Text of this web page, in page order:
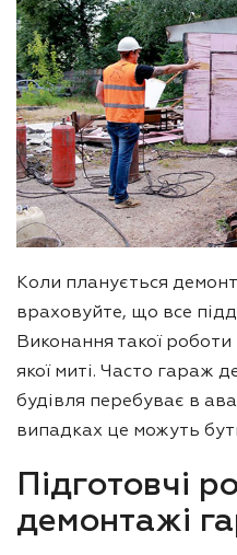
Коли планується
враховуйте, що все
Виконання такої
якої миті. Часто гараж
будівля перебуває в
випадках це можуть
Підготовчі
демонтажі